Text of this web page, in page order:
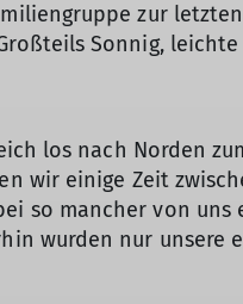
zur
Sonnig,
los nach Norden
wir einige Zeit
so mancher von
wurden nur